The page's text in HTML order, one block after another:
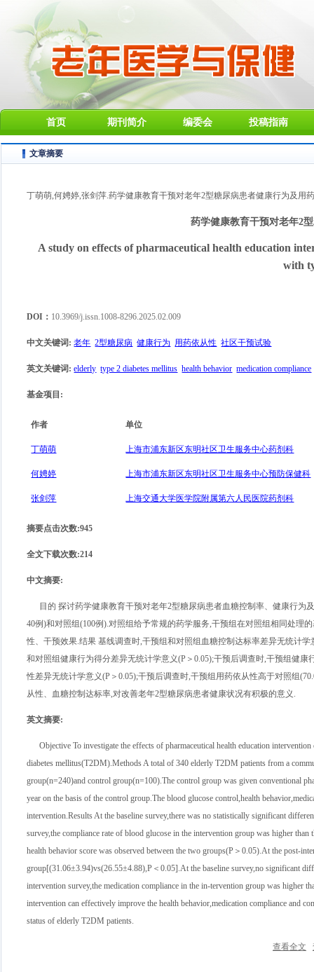
首页 期刊简介 编委会 投稿指南
文章摘要
丁萌萌,何娉婷,张剑萍.药学健康教育干预对老年2型糖尿病患者健康行为及用
药学健康教育干预对老年2
A study on effects of pharmaceutical health education
with
DOI： 10.3969/j.issn.1008-8296.2025.02.009
中文关键词 : 老年 2型糖尿病 健康行为 用药依从性 社区干预试验
英文关键词 : elderly type 2 diabetes mellitus health behavior medication compliance
基金项目 :
作者 单位
丁萌萌 上海市浦东新区东明社区卫生服务中心药剂科
何娉婷 上海市浦东新区东明社区卫生服务中心预防保健科
张剑萍 上海交通大学医学院附属第六人民医院药剂科
摘要点击次数:945
全文下载次数:214
中文摘要:
目的 探讨药学健康教育干预对老年2型糖尿病患者血糖控制率、健康行
40例)和对照组(100例).对照组给予常规的药学服务,干预组在对照组相同处理
性、干预效果.结果 基线调查时,干预组和对照组血糖控制达标率差异无统计
和对照组健康行为得分差异无统计学意义(P＞0.05);干预后调查时,干预组健
性差异无统计学意义(P＞0.05);干预后调查时,干预组用药依从性高于对照组
从性、血糖控制达标率,对改善老年2型糖尿病患者健康状况有积极的意义.
英文摘要:
Objective To investigate the effects of pharmaceutical health education
diabetes mellitus(T2DM).Methods A total of 340 elderly T2DM patients from a
group(n=240)and control group(n=100).The control group was given conventional
year on the basis of the control group.The blood glucose control,health
intervention.Results At the baseline survey,there was no statistically significant
survey,the compliance rate of blood glucose in the intervention group was higher
health behavior score was observed between the two groups(P＞0.05).At the post-
group[(31.06±3.94)vs(26.55±4.88),P＜0.05].At the baseline survey,no significant
intervention survey,the medication compliance in the in-tervention group was higher
intervention can effectively improve the health behavior,medication compliance and
status of elderly T2DM patients.
查看全文